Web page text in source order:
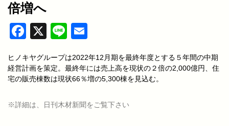
倍増へ
Facebook
X Line
ヒノキヤグループは2022年12月期を最終年度とする５年間の中期
経営計画を策定。最終年には売上高を現状の２倍の2,000億円、住
宅の販売棟数は現状66％増の5,300棟を見込む。
※詳細は、日刊木材新聞をご覧下さい